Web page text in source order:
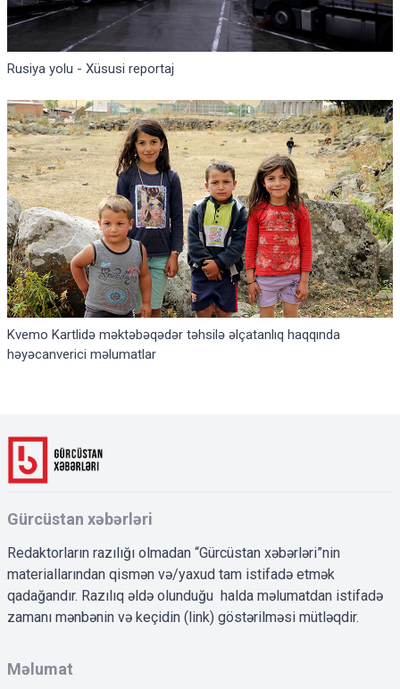
Rusiya yolu - Xüsusi reportaj
Kvemo Kartlidə məktəbəqədər təhsilə əlçatanlıq haqqında
həyəcanverici məlumatlar
Gürcüstan xəbərləri
Redaktorların razılığı olmadan “Gürcüstan xəbərləri”nin
materiallarından qismən və/yaxud tam istifadə etmək
qadağandır. Razılıq əldə olunduğu halda məlumatdan istifadə
zamanı mənbənin və keçidin (link) göstərilməsi mütləqdir.
Məlumat